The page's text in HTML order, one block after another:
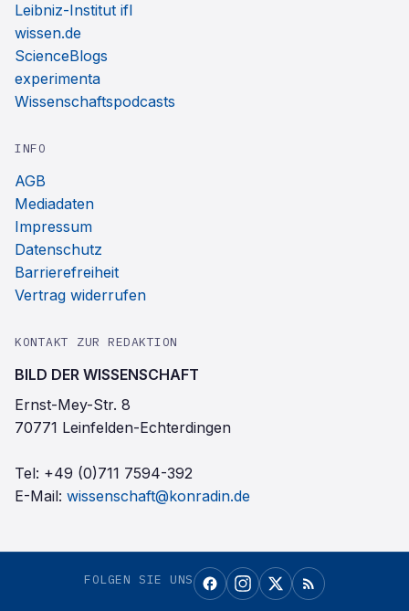
Leibniz-Institut ifl
wissen.de
ScienceBlogs
experimenta
Wissenschaftspodcasts
INFO
AGB
Mediadaten
Impressum
Datenschutz
Barrierefreiheit
Vertrag widerrufen
KONTAKT ZUR REDAKTION
BILD DER WISSENSCHAFT
Ernst-Mey-Str. 8
70771 Leinfelden-Echterdingen
Tel: +49 (0)711 7594-392
E-Mail: wissenschaft@konradin.de
FOLGEN SIE UNS